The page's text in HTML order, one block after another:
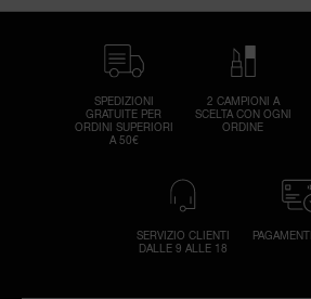
SPEDIZIONI
GRATUITE PER
ORDINI SUPERIORI
A 50€
2 CAMPIONI A
SCELTA CON OGNI
ORDINE
SERVIZIO CLIENTI
DALLE 9 ALLE 18